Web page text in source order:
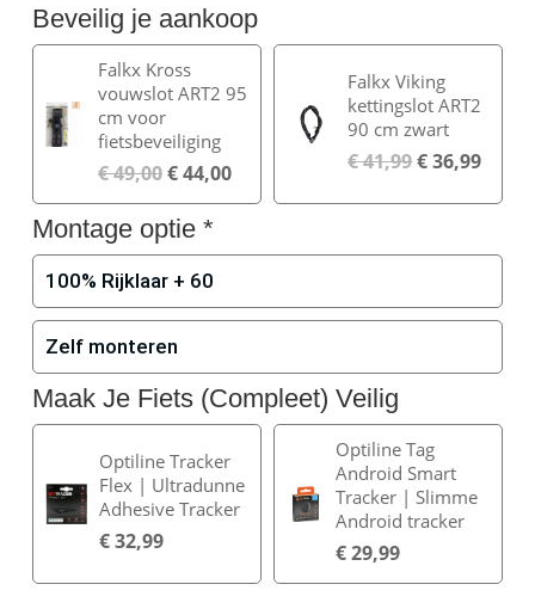
Beveilig je aankoop
Falkx Kross
vouwslot ART2 95
cm voor
fietsbeveiliging
€49,00€44,00
Falkx Viking
kettingslot ART2
90 cm zwart
€41,99€36,99
Montage optie *
100% Rijklaar + 60
Zelf monteren
Maak Je Fiets (Compleet) Veilig
Optiline Tracker
Flex | Ultradunne
Adhesive Tracker
€32,99
Optiline Tag
Android Smart
Tracker | Slimme
Android tracker
€29,99